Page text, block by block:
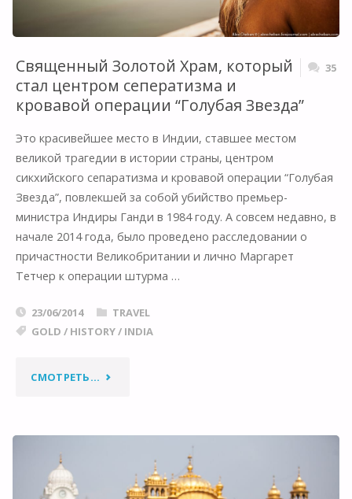
Священный Золотой Храм, который
стал центром сеператизма и
кровавой операции “Голубая Звезда”
35
Это красивейшее место в Индии, ставшее местом
великой трагедии в истории страны, центром
сикхийского сепаратизма и кровавой операции “Голубая
Звезда”, повлекшей за собой убийство премьер-
министра Индиры Ганди в 1984 году. А совсем недавно, в
начале 2014 года, было проведено расследовании о
причастности Великобритании и лично Маргарет
Тетчер к операции штурма …
23/06/2014
TRAVEL
GOLD / HISTORY/ INDIA
СМОТРЕТЬ... "СВЯЩЕННЫЙ
КОТОРЫЙ